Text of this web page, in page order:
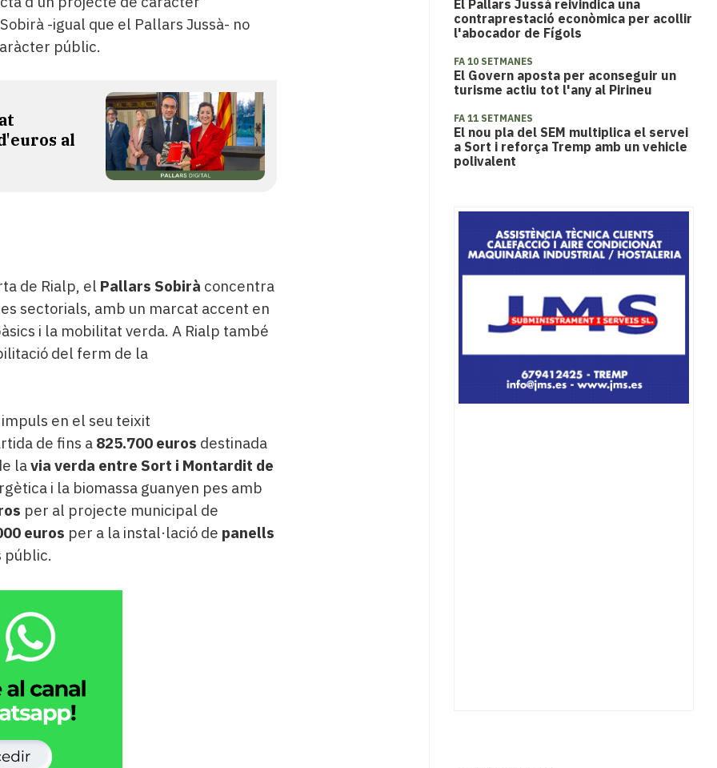
-igual que el Pallars Jussà- no
públic.
al
de Rialp, el Pallars Sobirà concentra
sectorials, amb un marcat accent en
i la mobilitat verda. A Rialp també
del ferm de la
en el seu teixit
de fins a 825.700 euros destinada
lavia verda entre Sort i Montardit de
i la biomassa guanyen pes amb
per al projecte municipal de
euros per a la instal·lació de panells
públic.
El Pallars Jussà reivindica una
contraprestació econòmica per acollir
l'abocador de Fígols
FA 10 SETMANES
El Govern aposta per aconseguir un
turisme actiu tot l'any al Pirineu
FA 11 SETMANES
El nou pla del SEM multiplica el servei
a Sort i reforça Tremp amb un vehicle
polivalent